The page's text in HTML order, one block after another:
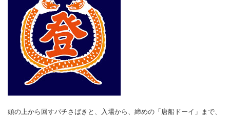
頭の上から回すバチさばきと、入場から、締めの「唐船ドーイ」まで、